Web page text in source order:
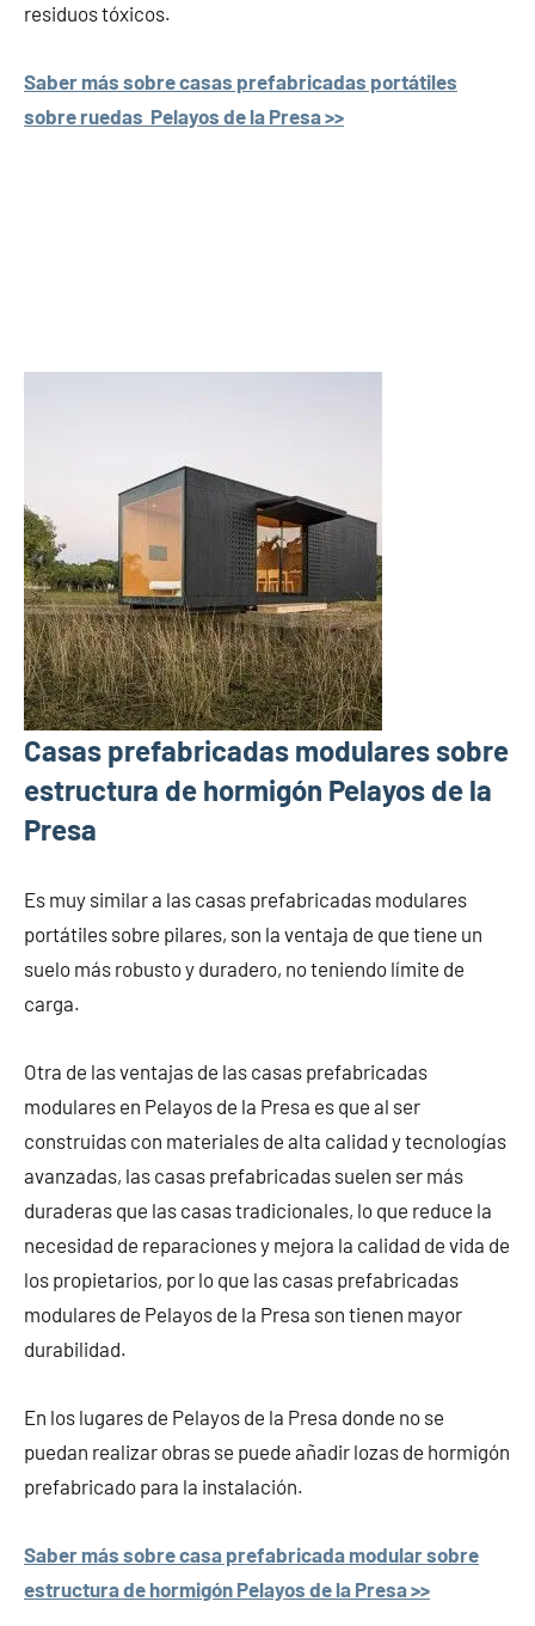
residuos tóxicos.
Saber más sobre casas prefabricadas portátiles
sobre ruedas Pelayos de la Presa >>
Casas prefabricadas modulares sobre
estructura de hormigón Pelayos de la
Presa
Es muy similar a las casas prefabricadas modulares
portátiles sobre pilares, son la ventaja de que tiene un
suelo más robusto y duradero, no teniendo límite de
carga.
Otra de las ventajas de las casas prefabricadas
modulares en Pelayos de la Presa es que al ser
construidas con materiales de alta calidad y tecnologías
avanzadas, las casas prefabricadas suelen ser más
duraderas que las casas tradicionales, lo que reduce la
necesidad de reparaciones y mejora la calidad de vida de
los propietarios, por lo que las casas prefabricadas
modulares de Pelayos de la Presa son tienen mayor
durabilidad.
En los lugares de Pelayos de la Presa donde no se
puedan realizar obras se puede añadir lozas de hormigón
prefabricado para la instalación.
Saber más sobre casa prefabricada modular sobre
estructura de hormigón Pelayos de la Presa >>